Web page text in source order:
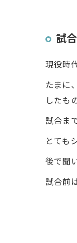
試
現役時
たまに
したも
試合ま
とても
後で聞
試合前